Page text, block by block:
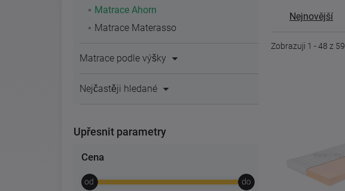
Matrace Ahorn
Matrace Materasso
Matrace podle výšky
Nejčastěji hledané
Upřesnit parametry
Cena
Nejnovější
Zobrazuji 1 - 48 z 59